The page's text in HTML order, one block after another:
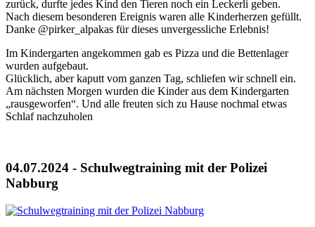
zurück, durfte jedes Kind den Tieren noch ein Leckerli geben.
Nach diesem besonderen Ereignis waren alle Kinderherzen gefüllt.
Danke @pirker_alpakas für dieses unvergessliche Erlebnis!
Im Kindergarten angekommen gab es Pizza und die Bettenlager
wurden aufgebaut.
Glücklich, aber kaputt vom ganzen Tag, schliefen wir schnell ein.
Am nächsten Morgen wurden die Kinder aus dem Kindergarten
„rausgeworfen“. Und alle freuten sich zu Hause nochmal etwas
Schlaf nachzuholen
04.07.2024 - Schulwegtraining mit der Polizei
Nabburg